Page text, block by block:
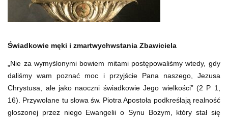
Świadkowie męki i zmartwychwstania Zbawiciela
„Nie za wymyślonymi bowiem mitami postępowaliśmy wtedy, gdy
daliśmy wam poznać moc i przyjście Pana naszego, Jezusa
Chrystusa, ale jako naoczni świadkowie Jego wielkości” (2 P 1,
16). Przywołane tu słowa św. Piotra Apostoła podkreślają realność
głoszonej przez niego Ewangelii o Synu Bożym, który stał się